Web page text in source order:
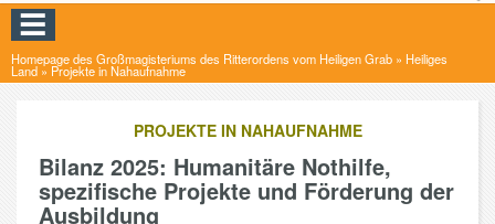
Homepage des Großmagisteriums des Ritterordens vom Heiligen Grab » Heiliges
Land » Projekte in Nahaufnahme
PROJEKTE IN NAHAUFNAHME
Bilanz 2025: Humanitäre Nothilfe,
spezifische Projekte und Förderung der
Ausbildung